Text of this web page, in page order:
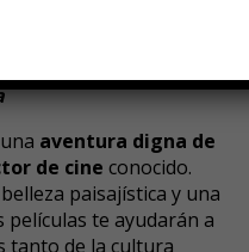
aventura digna de
de cine conocido.
paisajística y una
películas te ayudarán a
tanto de la cultura